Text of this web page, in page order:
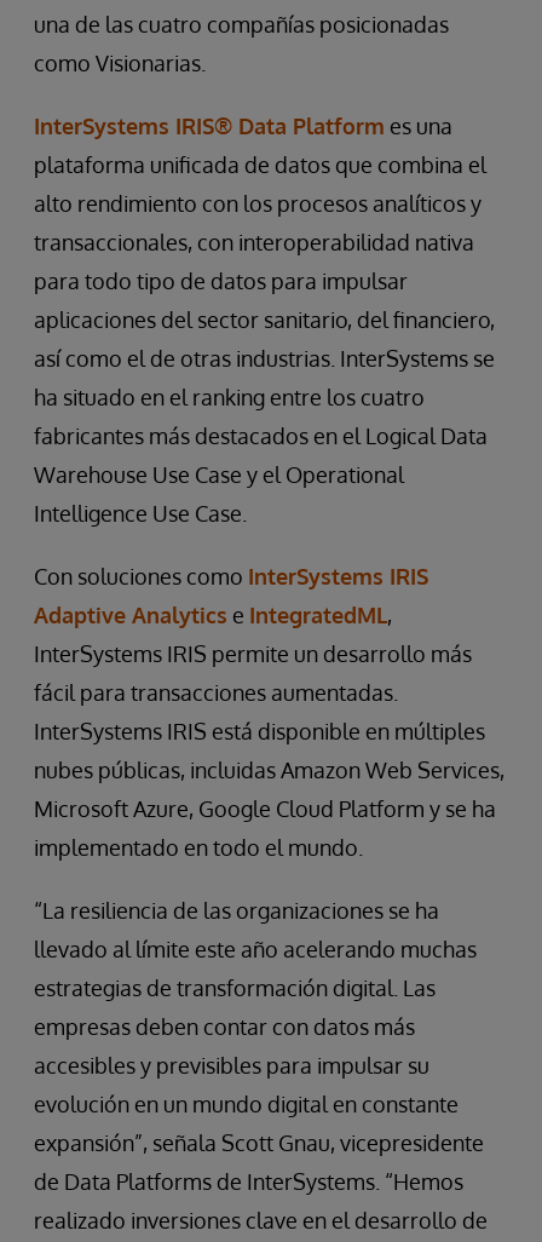
una de las cuatro compañías posicionadas
como Visionarias.
InterSystems IRIS® Data Platform es una
plataforma unificada de datos que combina el
alto rendimiento con los procesos analíticos y
transaccionales, con interoperabilidad nativa
para todo tipo de datos para impulsar
aplicaciones del sector sanitario, del financiero,
así como el de otras industrias. InterSystems se
ha situado en el ranking entre los cuatro
fabricantes más destacados en el Logical Data
Warehouse Use Case y el Operational
Intelligence Use Case.
Con soluciones como InterSystems IRIS
Adaptive Analytics e IntegratedML,
InterSystems IRIS permite un desarrollo más
fácil para transacciones aumentadas.
InterSystems IRIS está disponible en múltiples
nubes públicas, incluidas Amazon Web Services,
Microsoft Azure, Google Cloud Platform y se ha
implementado en todo el mundo.
“La resiliencia de las organizaciones se ha
llevado al límite este año acelerando muchas
estrategias de transformación digital. Las
empresas deben contar con datos más
accesibles y previsibles para impulsar su
evolución en un mundo digital en constante
expansión”, señala Scott Gnau, vicepresidente
de Data Platforms de InterSystems. “Hemos
realizado inversiones clave en el desarrollo de